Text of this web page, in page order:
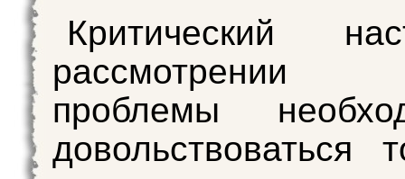
Критический
рассмотрении
проблемы
довольствоваться